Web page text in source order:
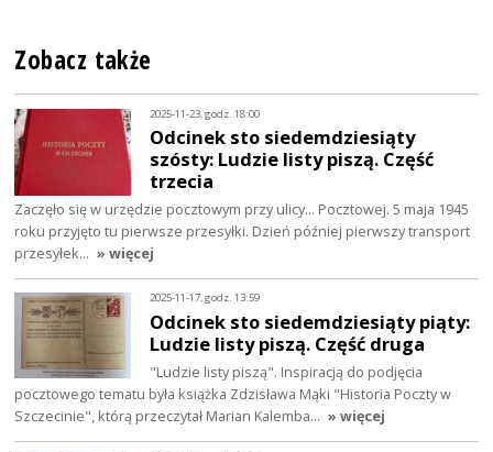
Zobacz także
2025-11-23, godz. 18:00
Odcinek sto siedemdziesiąty
szósty: Ludzie listy piszą. Część
trzecia
Zaczęło się w urzędzie pocztowym przy ulicy... Pocztowej. 5 maja 1945
roku przyjęto tu pierwsze przesyłki. Dzień później pierwszy transport
przesyłek… » więcej
2025-11-17, godz. 13:59
Odcinek sto siedemdziesiąty piąty:
Ludzie listy piszą. Część druga
"Ludzie listy piszą". Inspiracją do podjęcia
pocztowego tematu była książka Zdzisława Mąki "Historia Poczty w
Szczecinie", którą przeczytał Marian Kalemba… » więcej